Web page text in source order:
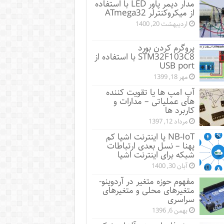
مدار دیمر پاور LED با استفاده
از میکروکنترلر ATmega32
اردیبهشت 20, 1400
پروگرم کردن بورد
STM32F103C8 با استفاده از
USB port
مهر 18, 1399
آپ امپ ها یا تقویت کننده
های عملیاتی – مدارات و
کاربرد ها
مرداد 12, 1397
NB-IoT یا اینترنت اشیا کم
پهنا – نسل بعدی ارتباطات
شبکه برای اینترنت اشیا
آبان 30, 1400
مفهوم حوزه متغیر در آردوینو-
متغیرهای محلی و متغیرهای
سراسری
بهمن 6, 1396